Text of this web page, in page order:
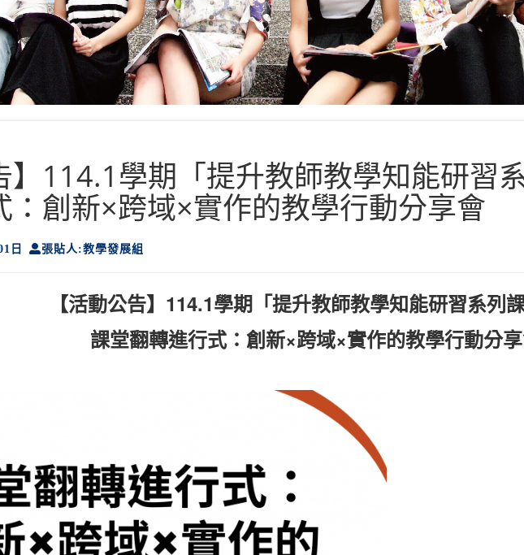
】114.1學期「提升教師教學知能研習
：創新×跨域×實作的教學行動分享會
日 張貼人:教學發展組
【活動公告】 114.1學期「提升教師教學知能研習系列
課堂翻轉進行式：創新×跨域×實作的教學行動分